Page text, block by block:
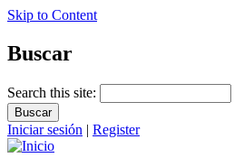
Skip to Content
Buscar
Search this site:
Iniciar sesión | Register